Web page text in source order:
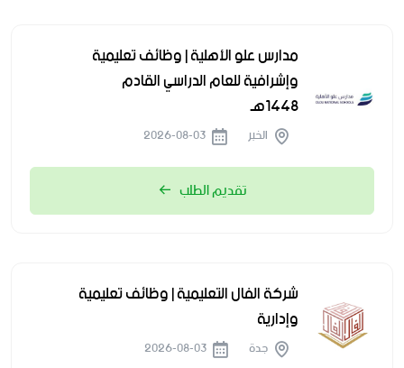
مدارس علو الأهلية | وظائف تعليمية
وإشرافية للعام الدراسي القادم
1448هـ
الخبر
تقديم الطلب
شركة الفال التعليمية | وظائف تعليمية
وإدارية
جدة